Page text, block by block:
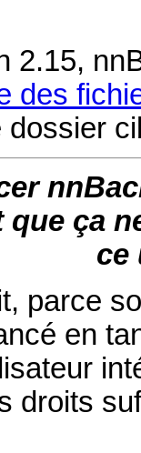
2.15,
des
que ça
ce
parce
en
droits